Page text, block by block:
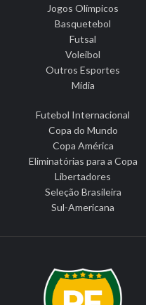
Jogos Olímpicos
Basquetebol
Futsal
Voleibol
Outros Esportes
Mídia
Futebol Internacional
Copa do Mundo
Copa América
Eliminatórias para a Copa
Libertadores
Seleção Brasileira
Sul-Americana